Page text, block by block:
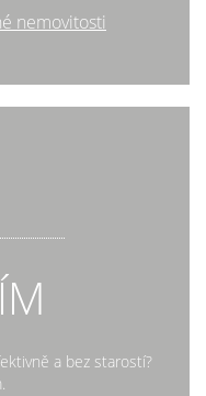
nemovitosti
a bez starostí?